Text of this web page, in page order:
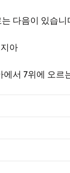
다음이 있습니
아
서 7위에 오르